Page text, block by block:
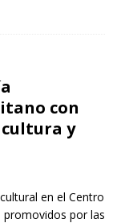
con
y
en el Centro
promovidos por las